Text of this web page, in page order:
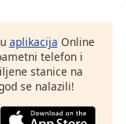
aplikacija Online
telefon i
stanice na
se nalazili!